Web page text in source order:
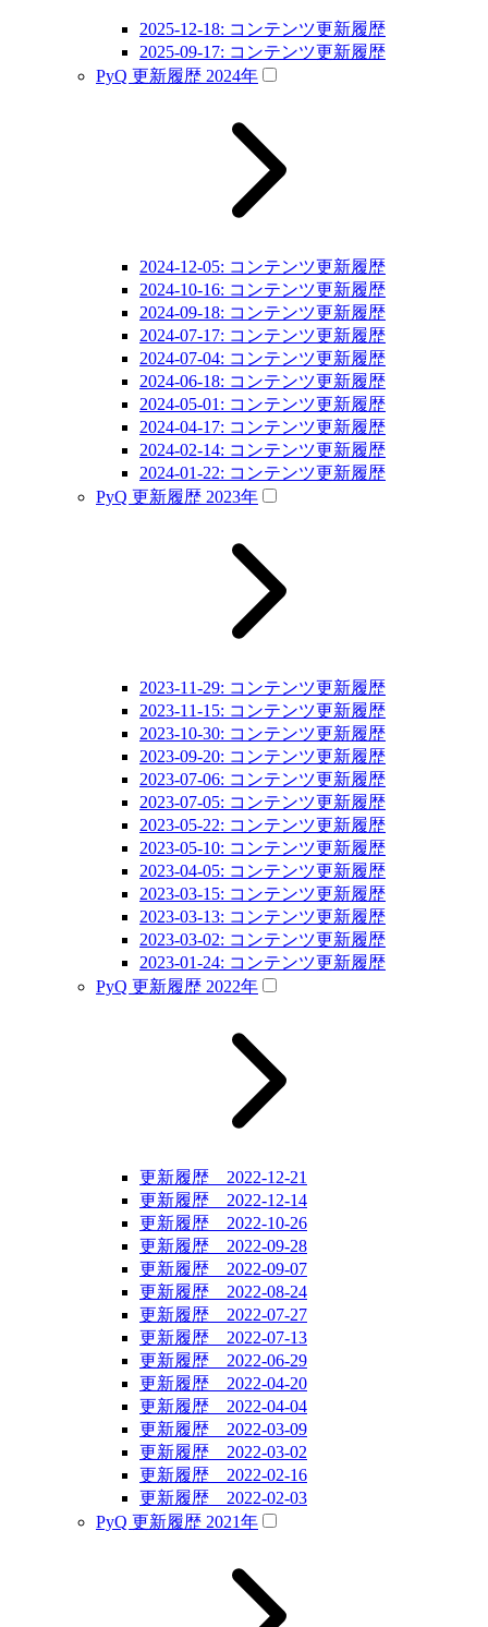
2025-12-18: コンテンツ更新履歴
2025-09-17: コンテンツ更新履歴
PyQ 更新履歴 2024年
2024-12-05: コンテンツ更新履歴
2024-10-16: コンテンツ更新履歴
2024-09-18: コンテンツ更新履歴
2024-07-17: コンテンツ更新履歴
2024-07-04: コンテンツ更新履歴
2024-06-18: コンテンツ更新履歴
2024-05-01: コンテンツ更新履歴
2024-04-17: コンテンツ更新履歴
2024-02-14: コンテンツ更新履歴
2024-01-22: コンテンツ更新履歴
PyQ 更新履歴 2023年
2023-11-29: コンテンツ更新履歴
2023-11-15: コンテンツ更新履歴
2023-10-30: コンテンツ更新履歴
2023-09-20: コンテンツ更新履歴
2023-07-06: コンテンツ更新履歴
2023-07-05: コンテンツ更新履歴
2023-05-22: コンテンツ更新履歴
2023-05-10: コンテンツ更新履歴
2023-04-05: コンテンツ更新履歴
2023-03-15: コンテンツ更新履歴
2023-03-13: コンテンツ更新履歴
2023-03-02: コンテンツ更新履歴
2023-01-24: コンテンツ更新履歴
PyQ 更新履歴 2022年
更新履歴 2022-12-21
更新履歴 2022-12-14
更新履歴 2022-10-26
更新履歴 2022-09-28
更新履歴 2022-09-07
更新履歴 2022-08-24
更新履歴 2022-07-27
更新履歴 2022-07-13
更新履歴 2022-06-29
更新履歴 2022-04-20
更新履歴 2022-04-04
更新履歴 2022-03-09
更新履歴 2022-03-02
更新履歴 2022-02-16
更新履歴 2022-02-03
PyQ 更新履歴 2021年